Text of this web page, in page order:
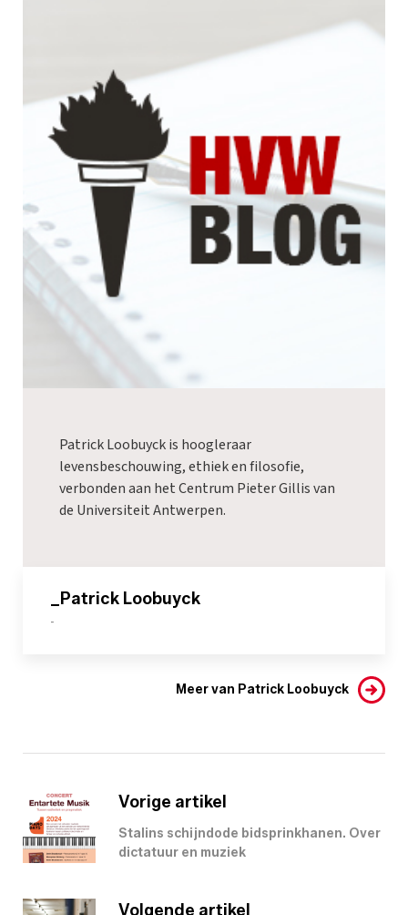
Patrick Loobuyck is hoogleraar
levensbeschouwing, ethiek en filosofie,
verbonden aan het Centrum Pieter Gillis van
de Universiteit Antwerpen.
_Patrick Loobuyck
-
Meer van Patrick Loobuyck
Vorige artikel
Stalins schijndode bidsprinkhanen. Over
dictatuur en muziek
Volgende artikel